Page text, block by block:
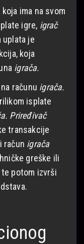
ima na svom
igre, igrač
uplata je
koja
igrača.
računu igrača.
isplate
Priređivač
transakcije
račun igrača
greške ili
potom izvrši